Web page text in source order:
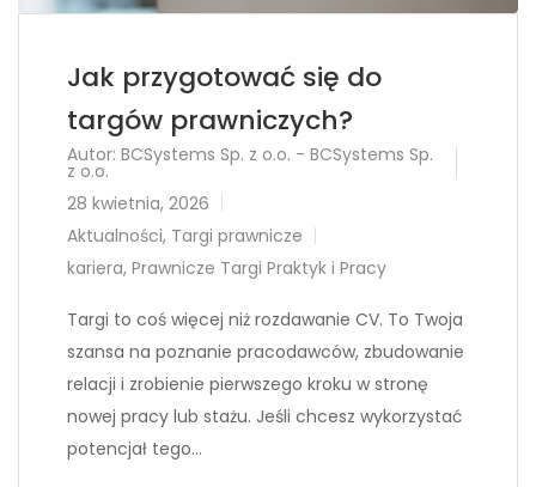
Jak przygotować się do
targów prawniczych?
Autor: BCSystems Sp. z o.o. - BCSystems Sp.
z o.o.
28 kwietnia, 2026
Aktualności, Targi prawnicze
kariera, Prawnicze Targi Praktyk i Pracy
Targi to coś więcej niż rozdawanie CV. To Twoja
szansa na poznanie pracodawców, zbudowanie
relacji i zrobienie pierwszego kroku w stronę
nowej pracy lub stażu. Jeśli chcesz wykorzystać
potencjał tego…